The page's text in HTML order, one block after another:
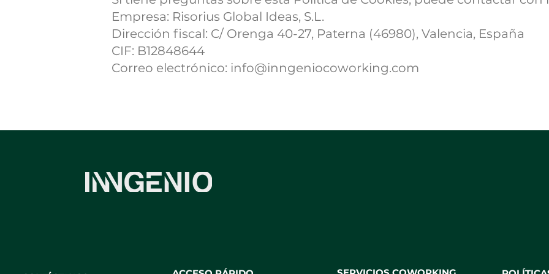
Empresa: Risorius Global Ideas, S.L.
Dirección fiscal: C/ Orenga 40-27, Paterna (46980), Valencia, España
CIF: B12848644
Correo electrónico: info@inngeniocoworking.com